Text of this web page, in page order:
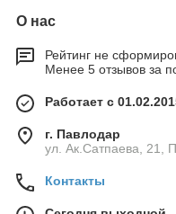
О нас
Рейтинг не
Менее 5 отзывов за
Работает с
г. Павлодар
ул. Ак.Сатпаева, 21,
Контакты